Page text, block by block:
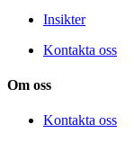
Insikter
Kontakta oss
Om oss
Kontakta oss